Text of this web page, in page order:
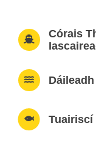
Córais
Tuairiscí